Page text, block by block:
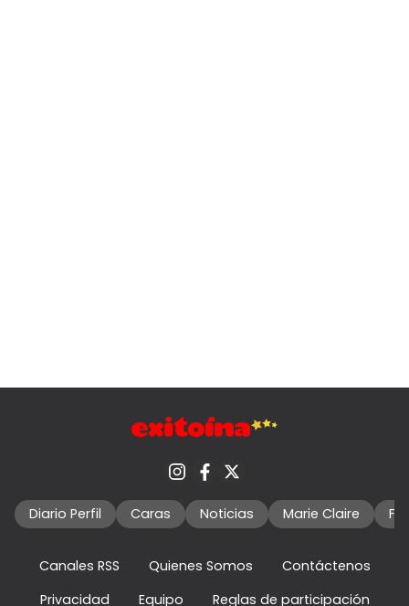
Diario Perfil Caras Noticias Marie Claire
Canales RSS Quienes Somos
Contáctenos
Privacidad
Equipo Reglas de participación